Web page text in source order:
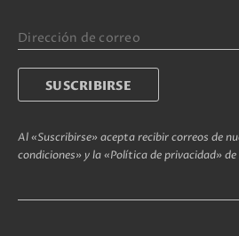
Al «Suscribirse» acepta recibir correos de
condiciones» y la «Política de privacidad»